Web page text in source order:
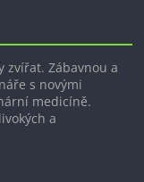
zvířat. Zábavnou a
s novými
medicíně.
a